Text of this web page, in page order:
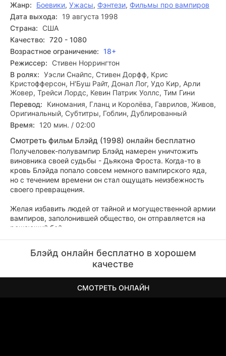
Жанр: Боевики, Ужасы, Фэнтези, Фильмы про вампиров
Дата выхода:
19 августа 1998
Страна: США
Качество: 720 - 1080
Возрастное ограничение: 18+
Режиссер: Стивен Норрингтон
В ролях: Уэсли Снайпс, Стивен Дорфф, Крис
Кристофферсон, Н'Буш Райт, Донал Лог, Удо Кир, Арли
Жовер, Трейси Лордс, Кевин Патрик Уоллс, Тим Гини
Перевод:
Киномания, Гланц и Королёва, Гаврилов, Живов,
Оригинальный, Субтитры, Гоблин, Дублированный
Время:
120 мин. / 02:00
Смотреть фильм Блэйд (1998) онлайн бесплатно
Получеловек-полувампир Блэйд намерен уничтожить
виновника своей судьбы - Дьякона Фроста. Когда-то в
кровь Блэйда попало совсем немного вампирского яда,
но с течением времени он стал ощущать неизбежность
своего превращения.
Желая избавить людей от тайной и могущественной армии
вампиров, заполонившей общество, он отправляется на
решающий бой...
Блэйд онлайн бесплатно в хорошем
качестве
СМОТРЕТЬ ОНЛАЙН